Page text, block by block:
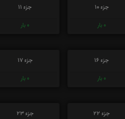
جزء 10
0 بار
جزء 11
0 بار
جزء 16
0 بار
جزء 17
0 بار
جزء 22
جزء 23